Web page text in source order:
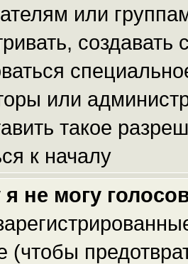
или
или
такое
к началу
не могу
(чтобы